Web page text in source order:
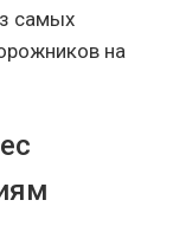
самых
на